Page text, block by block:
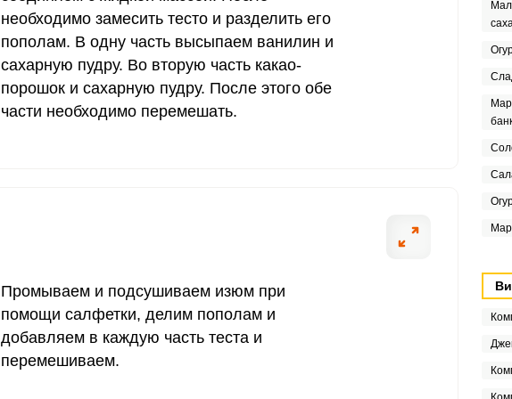
50 мкг 2.6
12 мг 4.6
необходимо замесить тесто и разделить его
пополам. В одну часть высыпаем ванилин и
сахарную пудру. Во вторую часть какао-
порошок и сахарную пудру. После этого обе
части необходимо перемешать.
Промываем и подсушиваем изюм при
помощи салфетки, делим пополам и
добавляем в каждую часть теста и
перемешиваем.